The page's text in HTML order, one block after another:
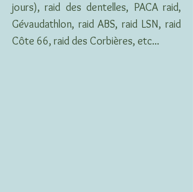
jours), raid des dentelles, PACA raid,
Gévaudathlon, raid ABS, raid LSN, raid
Côte 66, raid des Corbières, etc...